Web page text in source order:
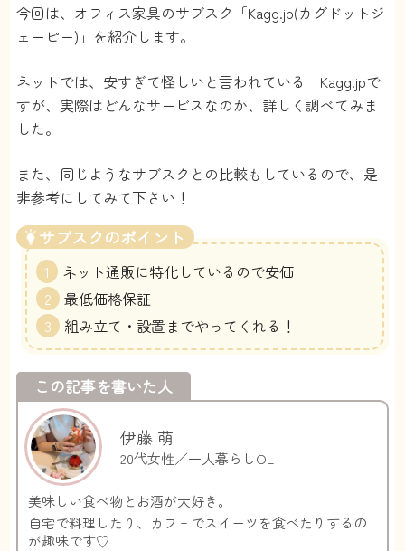
今回は、オフィス家具のサブスク「Kagg.jp(カグドットジ
ェーピー)」を紹介します。
ネットでは、安すぎて怪しいと言われている Kagg.jpで
すが、実際はどんなサービスなのか、詳しく調べてみま
した。
また、同じようなサブスクとの比較もしているので、是
非参考にしてみて下さい！
サブスクのポイント
ネット通販に特化しているので安価
最低価格保証
組み立て・設置までやってくれる！
この記事を書いた人
伊藤 萌
20代女性／一人暮らしOL
美味しい食べ物とお酒が大好き。
自宅で料理したり、カフェでスイーツを食べたりするの
が趣味です♡